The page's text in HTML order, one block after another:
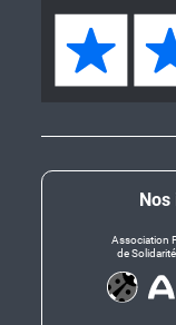
Association
de